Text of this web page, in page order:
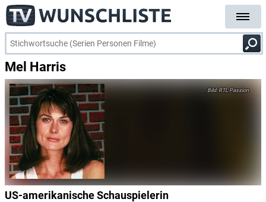
Mel Harris
RTL Passion
US-amerikanische Schauspielerin